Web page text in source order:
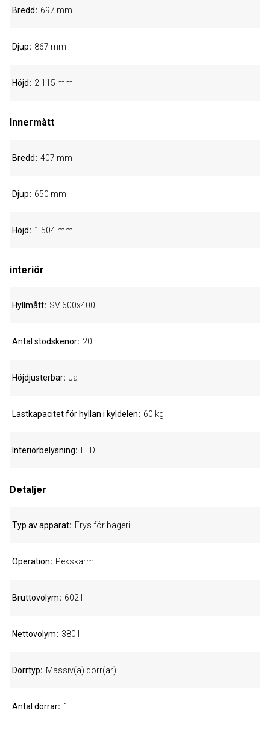
Bredd 697 mm
Djup 867 mm
Höjd 2.115 mm
Innermått
Bredd 407 mm
Djup 650 mm
Höjd 1.504 mm
interiör
Hyllmått SV 600x400
Antal stödskenor 20
Höjdjusterbar Ja
Lastkapacitet för hyllan i kyldelen 60 kg
Interiörbelysning LED
Detaljer
Typ av apparat Frys för bageri
Operation Pekskärm
Bruttovolym 602 l
Nettovolym 380 l
Dörrtyp Massiv(a) dörr(ar)
Antal dörrar 1